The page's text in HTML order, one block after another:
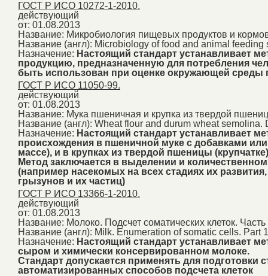
ГОСТ Р ИСО 10272-1-2010.
действующий
от: 01.08.2013
Название: Микробиология пищевых продуктов и
Название (англ): Microbiology of food and animal
Назначение: Настоящий стандарт устанавливает
продукцию, предназначенную для потребления
быть использован при оценке окружающей
ГОСТ Р ИСО 11050-99.
действующий
от: 01.08.2013
Название: Мука пшеничная и крупка из твердой
Название (англ): Wheat flour and durum wheat
Назначение: Настоящий стандарт устанавливает
происхождения в пшеничной муке с добавками
массе), и в крупках из твердой пшеницы
Метод заключается в выделении и
(например насекомых на всех стадиях их
грызунов и их частиц)
ГОСТ Р ИСО 13366-1-2010.
действующий
от: 01.08.2013
Название: Молоко. Подсчет соматических клеток.
Название (англ): Milk. Enumeration of somatic cells. Part
Назначение: Настоящий стандарт устанавливает
сыром и химически консервированном молоке.
Стандарт допускается применять для
автоматизированных способов подсчета клеток